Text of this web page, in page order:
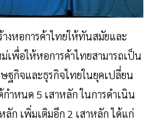
างหอการค้าไทยให้ทันสมัยและ
เพื่อให้หอการค้าไทยสามารถเป็น
ฐกิจและธุรกิจไทยในยุคเปลี่ยน
กำหนด 5 เสาหลัก ในการดำเนิน
ลัก เพิ่มเติมอีก 2 เสาหลัก ได้แก่